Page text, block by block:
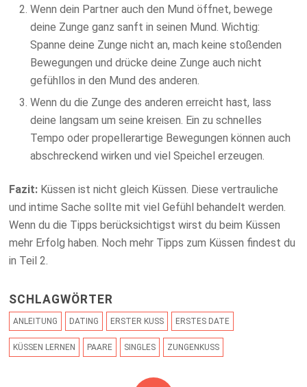
Wenn dein Partner auch den Mund öffnet, bewege
deine Zunge ganz sanft in seinen Mund. Wichtig:
Spanne deine Zunge nicht an, mach keine stoßenden
Bewegungen und drücke deine Zunge auch nicht
gefühllos in den Mund des anderen.
Wenn du die Zunge des anderen erreicht hast, lass
deine langsam um seine kreisen. Ein zu schnelles
Tempo oder propellerartige Bewegungen können auch
abschreckend wirken und viel Speichel erzeugen.
Fazit: Küssen ist nicht gleich Küssen. Diese vertrauliche
und intime Sache sollte mit viel Gefühl behandelt werden.
Wenn du die Tipps berücksichtigst wirst du beim Küssen
mehr Erfolg haben. Noch mehr Tipps zum Küssen findest du
in Teil 2.
SCHLAGWÖRTER
ANLEITUNG DATING ERSTER KUSS ERSTES DATE
KÜSSEN LERNEN PAARE SINGLES ZUNGENKUSS